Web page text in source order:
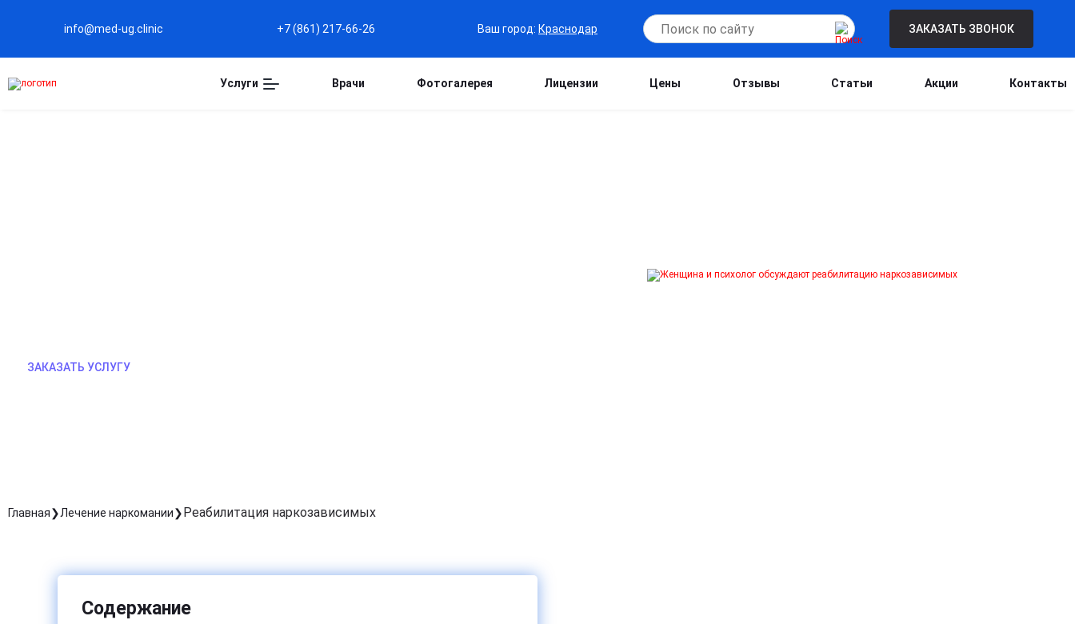
info@med-ug.clinic +7 (861) 217-66-26 Ваш город: Краснодар ЗАКАЗАТЬ ЗВОНОК
Услуги Врачи Фотогалерея Лицензии Цены Отзывы Статьи Акции Контакты
ЗАКАЗАТЬ УСЛУГУ
Главная Лечение наркомании Реабилитация наркозависимых
Содержание